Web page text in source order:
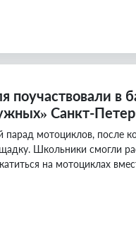
поучаствовали
Санкт-
мотоциклов, после
Школьники смогли
на мотоциклах